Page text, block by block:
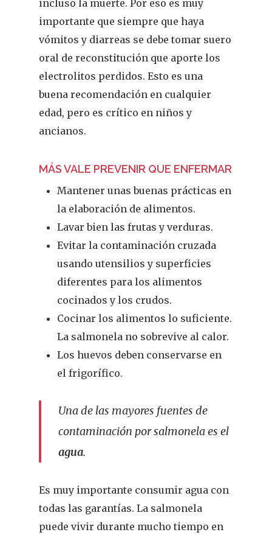
incluso la muerte. Por eso es muy
importante que siempre que haya
vómitos y diarreas se debe tomar suero
oral de reconstitución que aporte los
electrolitos perdidos. Esto es una
buena recomendación en cualquier
edad, pero es crítico en niños y
ancianos.
MÁS VALE PREVENIR QUE ENFERMAR
Mantener unas buenas prácticas en
la elaboración de alimentos.
Lavar bien las frutas y verduras.
Evitar la contaminación cruzada
usando utensilios y superficies
diferentes para los alimentos
cocinados y los crudos.
Cocinar los alimentos lo suficiente.
La salmonela no sobrevive al calor.
Los huevos deben conservarse en
el frigorífico.
Una de las mayores fuentes de
contaminación por salmonela es el
agua.
Es muy importante consumir agua con
todas las garantías. La salmonela
puede vivir durante mucho tiempo en
Cuídate
Actualidad
¿Sabías
Infantil
I Jornada Gallega De
Dermofarmacia
Problemas
Salud
Nutrición
Fitoterapia
La Voz De
Pacientes
Suscribirme